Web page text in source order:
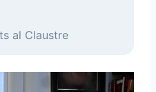
al Claustre